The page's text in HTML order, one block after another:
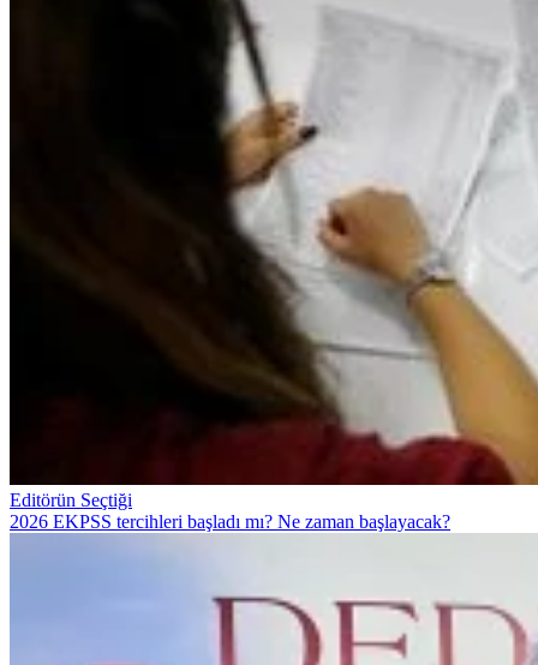
Editörün Seçtiği
2026 EKPSS tercihleri başladı mı? Ne zaman başlayacak?